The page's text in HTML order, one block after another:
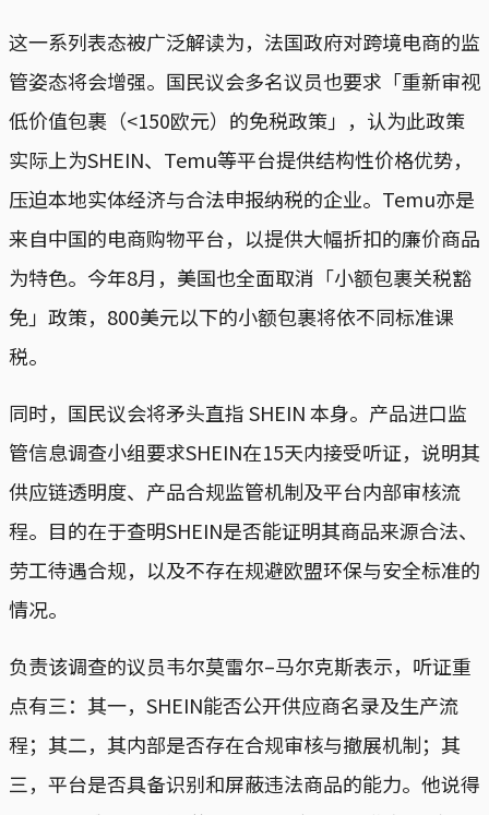
这一系列表态被广泛解读为，法国政府对跨境电商的监
管姿态将会增强。国民议会多名议员也要求「重新审视
低价值包裹（<150欧元）的免税政策」，认为此政策
实际上为SHEIN、Temu等平台提供结构性价格优势，
压迫本地实体经济与合法申报纳税的企业。Temu亦是
来自中国的电商购物平台，以提供大幅折扣的廉价商品
为特色。今年8月，美国也全面取消「小额包裹关税豁
免」政策，800美元以下的小额包裹将依不同标准课
税。
同时，国民议会将矛头直指 SHEIN 本身。产品进口监
管信息调查小组要求SHEIN在15天内接受听证，说明其
供应链透明度、产品合规监管机制及平台内部审核流
程。目的在于查明SHEIN是否能证明其商品来源合法、
劳工待遇合规，以及不存在规避欧盟环保与安全标准的
情况。
负责该调查的议员韦尔莫雷尔–马尔克斯表示，听证重
点有三：其一，SHEIN能否公开供应商名录及生产流
程；其二，其内部是否存在合规审核与撤展机制；其
三，平台是否具备识别和屏蔽违法商品的能力。他说得